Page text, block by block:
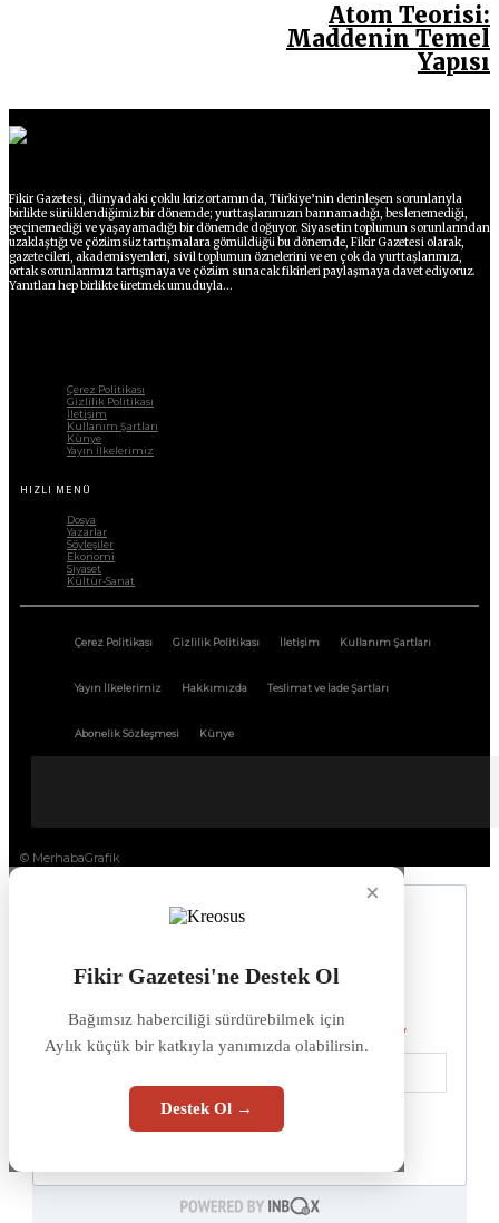
Atom Teorisi:
Maddenin Temel
Yapısı
Fikir Gazetesi, dünyadaki çoklu kriz ortamında, Türkiye’nin derinleşen sorunlarıyla
birlikte sürüklendiğimiz bir dönemde; yurttaşlarımızın barınamadığı, beslenemediği,
geçinemediği ve yaşayamadığı bir dönemde doğuyor. Siyasetin toplumun sorunlarından
uzaklaştığı ve çözümsüz tartışmalara gömüldüğü bu dönemde, Fikir Gazetesi olarak,
gazetecileri, akademisyenleri, sivil toplumun öznelerini ve en çok da yurttaşlarımızı,
ortak sorunlarımızı tartışmaya ve çözüm sunacak fikirleri paylaşmaya davet ediyoruz.
Yanıtları hep birlikte üretmek umuduyla...
Çerez Politikası
Gizlilik Politikası
İletişim
Kullanım Şartları
Künye
Yayın İlkelerimiz
HIZLI MENÜ
Dosya
Yazarlar
Söyleşiler
Ekonomi
Siyaset
Kültür-Sanat
Çerez Politikası Gizlilik Politikası İletişim Kullanım Şartları
Yayın İlkelerimiz Hakkımızda Teslimat ve İade Şartları
Abonelik Sözleşmesi Künye
© MerhabaGrafik
×
Fikir Gazetesi'ne Destek Ol
Bağımsız haberciliği sürdürebilmek için
Aylık küçük bir katkıyla yanımızda olabilirsin.
Destek Ol →